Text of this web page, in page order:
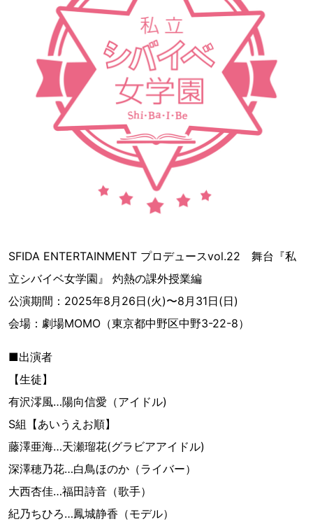
SFIDA ENTERTAINMENT プロデュースvol.22 舞台『私
立シバイベ女学園』 灼熱の課外授業編
公演期間：2025年8月26日(火)〜8月31日(日)
会場：劇場MOMO（東京都中野区中野3-22-8）
■出演者
【生徒】
有沢澪風…陽向信愛（アイドル)
S組【あいうえお順】
藤澤亜海…天瀬瑠花(グラビアアイドル)
深澤穂乃花…白鳥ほのか（ライバー）
大西杏佳…福田詩音（歌手）
紀乃ちひろ…鳳城静香（モデル）